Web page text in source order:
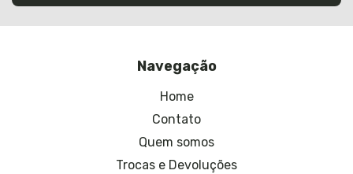
Navegação
Home
Contato
Quem somos
Trocas e Devoluções